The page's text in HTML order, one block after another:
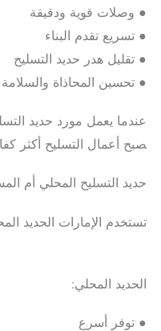
● وصلات قوية ودقيقة
● تسريع تقدم البناء
● تقليل هدر حديد التسليح
● تحسين المحاذاة والسلامة
عندما يعمل مورد حديد
صبح أعمال التسليح أكثر
حديد التسليح المحلي أم
تستخدم الإمارات الحديد
الحديد المحلي:
● توفر أسرع